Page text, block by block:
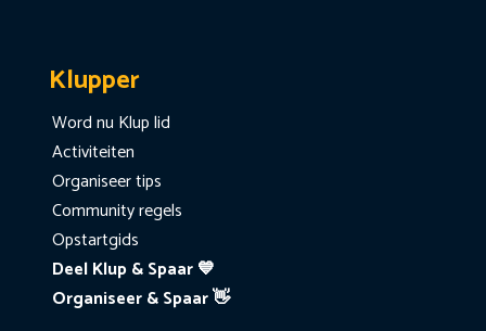
Klupper
Word nu Klup lid
Activiteiten
Organiseer tips
Community regels
Opstartgids
Deel Klup & Spaar 💙
Organiseer & Spaar 👋